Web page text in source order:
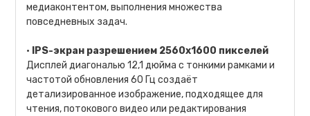
медиаконтентом, выполнения множества
повседневных задач.
•
IPS-экран разрешением 2560х1600 пикселей
Дисплей диагональю 12,1 дюйма с тонкими рамками и
частотой обновления 60 Гц создаёт
детализированное изображение, подходящее для
чтения, потокового видео или редактирования